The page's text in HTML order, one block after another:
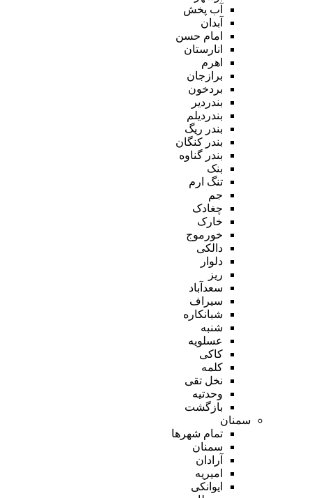
آب پخش
آبدان
امام حسن
انارستان
اهرم
برازجان
بردخون
بندردیر
بندردیلم
بندر ریگ
بندر کنگان
بندر گناوه
بنک
تنگ ارم
جم
چغادک
خارک
خورموج
دالکی
دلوار
ریز
سعدآباد
سیراف
شبانکاره
شنبه
عسلویه
کاکی
کلمه
نخل تقی
وحدتیه
بازگشت
سمنان
تمام شهر‌ها
سمنان
آرادان
امیریه
ایوانکی